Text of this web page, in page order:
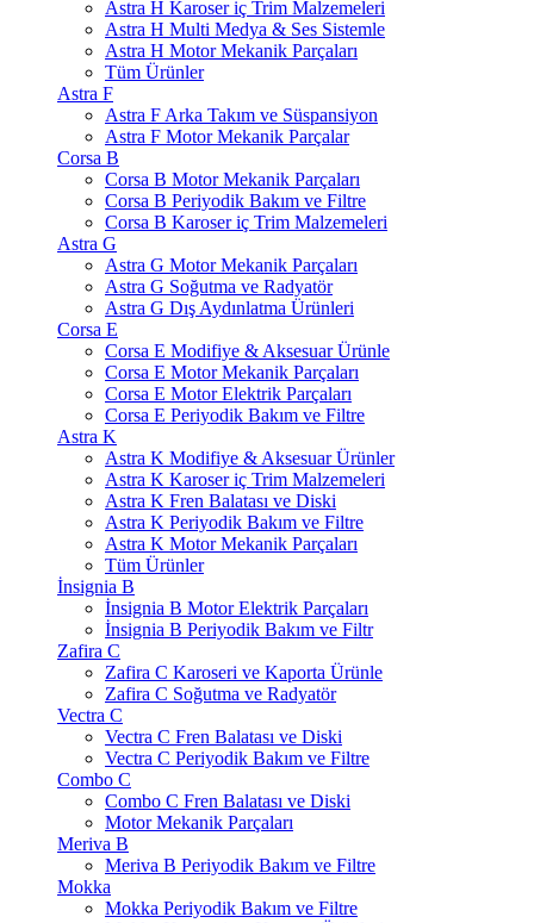
Astra H Karoser iç Trim Malzemeleri
Astra H Multi Medya & Ses Sistemle
Astra H Motor Mekanik Parçaları
Tüm Ürünler
Astra F
Astra F Arka Takım ve Süspansiyon
Astra F Motor Mekanik Parçalar
Corsa B
Corsa B Motor Mekanik Parçaları
Corsa B Periyodik Bakım ve Filtre
Corsa B Karoser iç Trim Malzemeleri
Astra G
Astra G Motor Mekanik Parçaları
Astra G Soğutma ve Radyatör
Astra G Dış Aydınlatma Ürünleri
Corsa E
Corsa E Modifiye & Aksesuar Ürünle
Corsa E Motor Mekanik Parçaları
Corsa E Motor Elektrik Parçaları
Corsa E Periyodik Bakım ve Filtre
Astra K
Astra K Modifiye & Aksesuar Ürünler
Astra K Karoser iç Trim Malzemeleri
Astra K Fren Balatası ve Diski
Astra K Periyodik Bakım ve Filtre
Astra K Motor Mekanik Parçaları
Tüm Ürünler
İnsignia B
İnsignia B Motor Elektrik Parçaları
İnsignia B Periyodik Bakım ve Filtr
Zafira C
Zafira C Karoseri ve Kaporta Ürünle
Zafira C Soğutma ve Radyatör
Vectra C
Vectra C Fren Balatası ve Diski
Vectra C Periyodik Bakım ve Filtre
Combo C
Combo C Fren Balatası ve Diski
Motor Mekanik Parçaları
Meriva B
Meriva B Periyodik Bakım ve Filtre
Mokka
Mokka Periyodik Bakım ve Filtre